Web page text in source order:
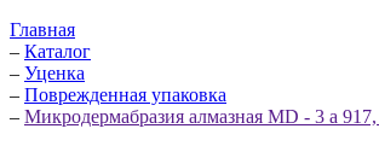
Главная
– Каталог
– Уценка
– Поврежденная упаковка
– Микродермабразия алмазная MD - 3 a 917,